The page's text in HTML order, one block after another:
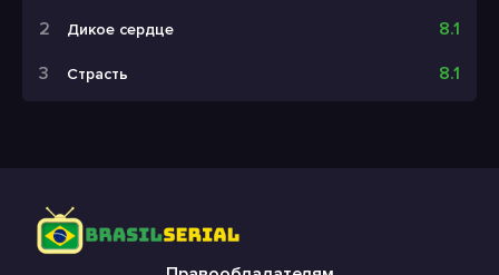
Дикое сердце 8.1
Страсть 8.1